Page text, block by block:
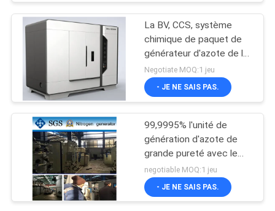
La BV, CCS, système
chimique de paquet de
générateur d'azote de la
CE
Negotiate MOQ:1 jeu
- JE NE SAIS PAS.
99,9995% l'unité de
génération d'azote de
grande pureté avec le
GV/CCS a approuvé
negotiable MOQ:1 jeu
- JE NE SAIS PAS.